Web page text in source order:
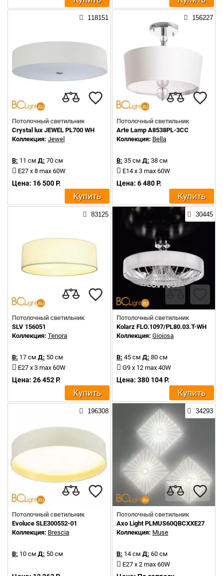
118151
Потолочный светильник
Crystal lux JEWEL PL700 WH
Коллекция: Jewel
В: 11 см Д: 70 см
E27 x 8 max 60W
Цена: 16 500 Р.
Купить
156227
Потолочный светильник
Arte Lamp A8538PL-3CC
Коллекция: Bella
В: 35 см Д: 38 см
E14 x 3 max 60W
Цена: 6 480 Р.
Купить
83125
Потолочный светильник
SLV 156051
Коллекция: Tenora
В: 17 см Д: 50 см
E27 x 3 max 60W
Цена: 26 452 Р.
Купить
30445
Потолочный светильник
Kolarz FLO.1097/PL80.03.T-WH
Коллекция: Gioiosa
В: 45 см Д: 80 см
G9 x 12 max 40W
Цена: 380 104 Р.
Купить
196308
Потолочный светильник
Evoluce SLE300552-01
Коллекция: Brescia
В: 10 см Д: 50 см
34293
Потолочный светильник
Axo Light PLMUS60QBCXXE27
Коллекция: Muse
В: 14 см Д: 60 см
E27 x 2 max 60W